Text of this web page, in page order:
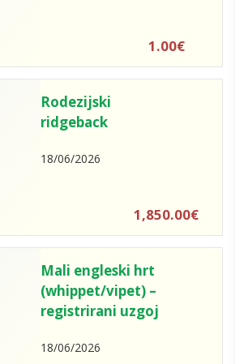
1.00€
Rodezijski
ridgeback
18/06/2026
1,850.00€
Mali engleski hrt
(whippet/vipet) –
registrirani uzgoj
18/06/2026